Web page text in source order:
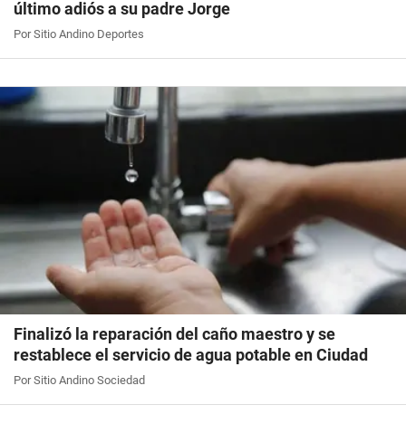
último adiós a su padre Jorge
Por Sitio Andino Deportes
Finalizó la reparación del caño maestro y se
restablece el servicio de agua potable en Ciudad
Por Sitio Andino Sociedad